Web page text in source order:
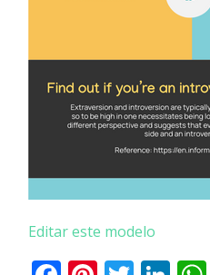
Editar este modelo